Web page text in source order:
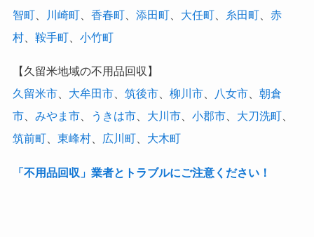
智町、 川崎町、 香春町、 添田町、 大任町、 糸田町、 赤
村、 鞍手町、 小竹町
【久留米地域の不用品回収】
久留米市、 大牟田市、 筑後市、 柳川市、 八女市、 朝倉
市、 みやま市、 うきは市、 大川市、 小郡市、 大刀洗町、
筑前町、 東峰村、 広川町、 大木町
「不用品回収」業者とトラブルにご注意ください！